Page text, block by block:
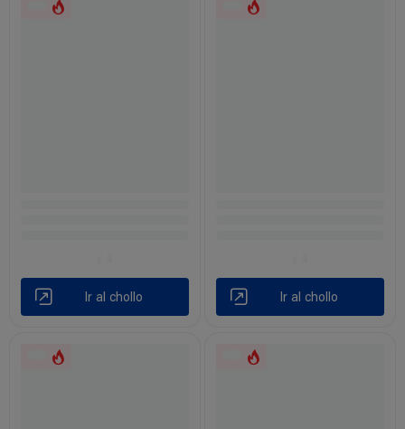
Ir al chollo Ir al chollo